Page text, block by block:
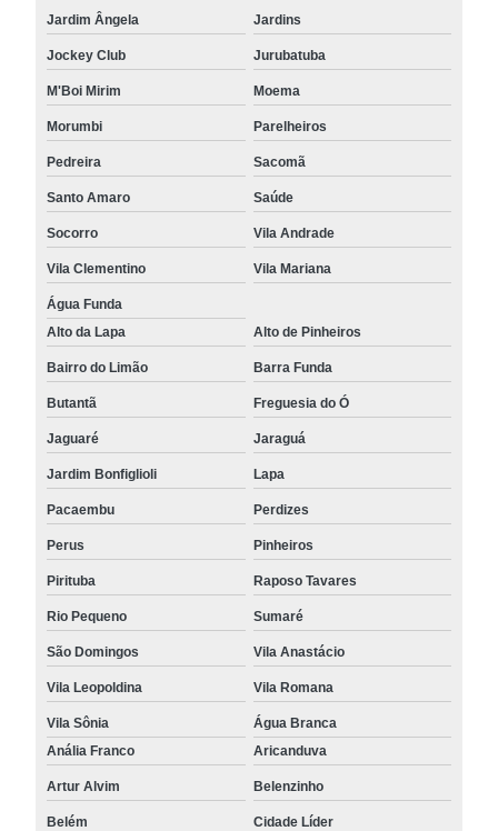
Jardim Ângela Jardins
Jockey Club Jurubatuba
M'Boi Mirim Moema
Morumbi Parelheiros
Pedreira Sacomã
Santo Amaro Saúde
Socorro Vila Andrade
Vila Clementino Vila Mariana
Água Funda
Alto da Lapa
Alto de Pinheiros
Bairro do Limão Barra Funda
Butantã Freguesia do Ó
Jaguaré Jaraguá
Jardim Bonfiglioli Lapa
Pacaembu Perdizes
Perus Pinheiros
Pirituba Raposo Tavares
Rio Pequeno Sumaré
São Domingos Vila Anastácio
Vila Leopoldina Vila Romana
Vila Sônia
Água Branca
Anália Franco
Aricanduva
Artur Alvim Belenzinho
Belém Cidade Líder